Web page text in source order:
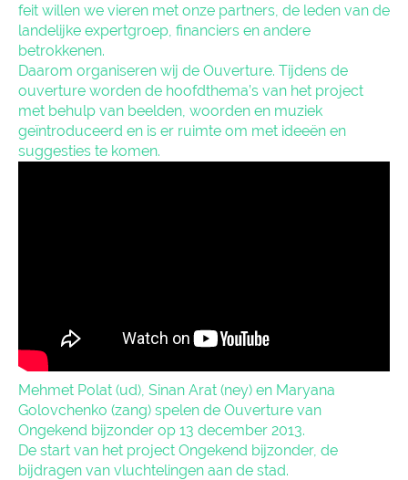
feit willen we vieren met onze partners, de leden van de
landelijke expertgroep, financiers en andere
betrokkenen.
Daarom organiseren wij de Ouverture. Tijdens de
ouverture worden de hoofdthema’s van het project
met behulp van beelden, woorden en muziek
geïntroduceerd en is er ruimte om met ideeën en
suggesties te komen.
Mehmet Polat (ud), Sinan Arat (ney) en Maryana
Golovchenko (zang) spelen de Ouverture van
Ongekend bijzonder op 13 december 2013.
De start van het project Ongekend bijzonder, de
bijdragen van vluchtelingen aan de stad.